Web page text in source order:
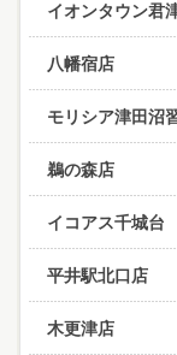
イオンタウン君
八幡宿店
モリシア津田沼
鵜の森店
イコアス千城台
平井駅北口店
木更津店